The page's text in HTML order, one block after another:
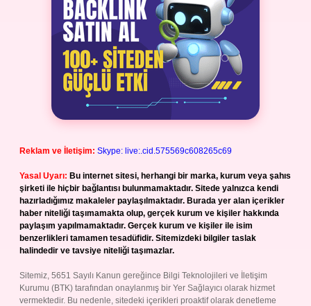
Reklam ve İletişim: Skype: live:.cid.575569c608265c69
Yasal Uyarı: Bu internet sitesi, herhangi bir marka, kurum veya şahıs
şirketi ile hiçbir bağlantısı bulunmamaktadır. Sitede yalnızca kendi
hazırladığımız makaleler paylaşılmaktadır. Burada yer alan içerikler
haber niteliği taşımamakta olup, gerçek kurum ve kişiler hakkında
paylaşım yapılmamaktadır. Gerçek kurum ve kişiler ile isim
benzerlikleri tamamen tesadüfidir. Sitemizdeki bilgiler taslak
halindedir ve tavsiye niteliği taşımazlar.
Sitemiz, 5651 Sayılı Kanun gereğince Bilgi Teknolojileri ve İletişim
Kurumu (BTK) tarafından onaylanmış bir Yer Sağlayıcı olarak hizmet
vermektedir. Bu nedenle, sitedeki içerikleri proaktif olarak denetleme